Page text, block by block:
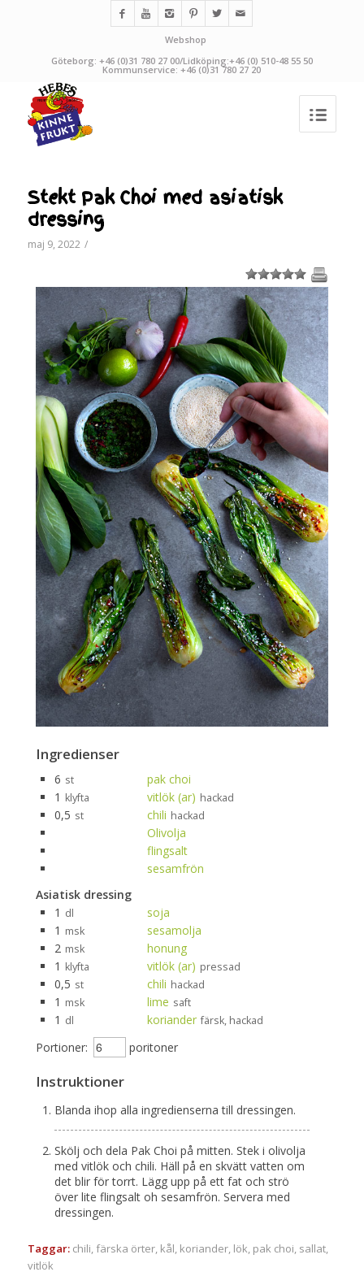
Webshop
Göteborg: +46 (0)31 780 27 00/Lidköping:+46 (0) 510-48 55 50
Kommunservice: +46 (0)31 780 27 20
Stekt Pak Choi med asiatisk
dressing
maj 9, 2022 /
1 2 3 4 5
Ingredienser
6 st
pak choi
1 klyfta vitlök (ar) hackad
0,5 st chili hackad
Olivolja
flingsalt
sesamfrön
Asiatisk dressing
1 dl
soja
1 msk
sesamolja
2 msk
honung
1 klyfta vitlök (ar) pressad
0,5 st chili hackad
1 msk lime saft
1 dl koriander färsk, hackad
Portioner: poritoner
Instruktioner
Blanda ihop alla ingredienserna till dressingen.
Skölj och dela Pak Choi på mitten. Stek i olivolja
med vitlök och chili. Häll på en skvätt vatten om
det blir för torrt. Lägg upp på ett fat och strö
över lite flingsalt oh sesamfrön. Servera med
dressingen.
Taggar: chili,färska örter, kål, koriander, lök, pak choi, sallat,
vitlök